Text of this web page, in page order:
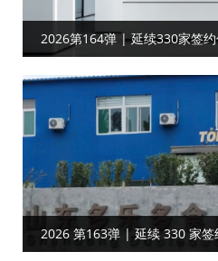
2026第164弹 | 延续330家签
约工厂目视化
2026 第163弹 | 延续 330 家
客户携手共启工厂目视化合作